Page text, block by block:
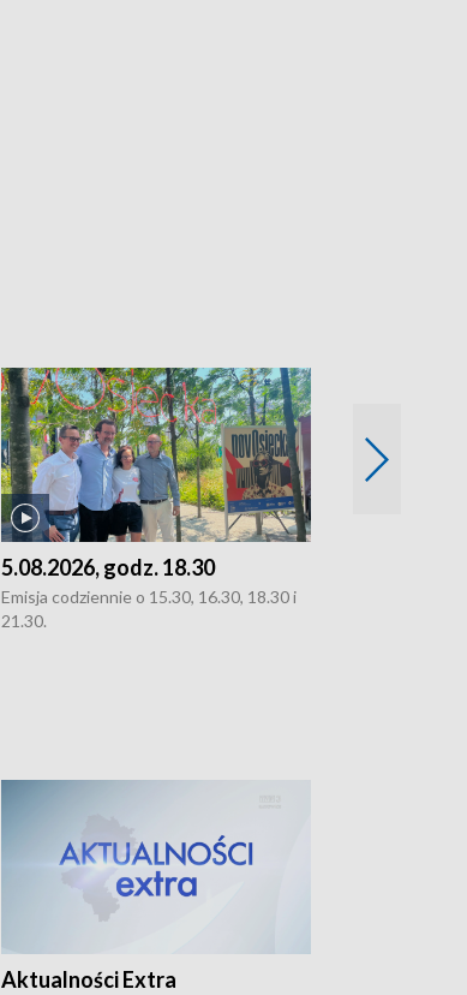
5.08.2026, godz. 18.30
Emisja codziennie o 15.30, 16.30, 18.30 i
21.30.
Aktualności Extra